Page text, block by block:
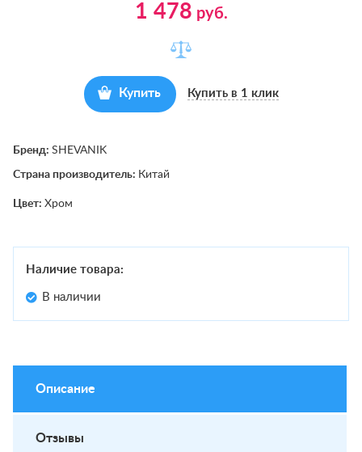
1 478 руб.
Купить Купить в 1 клик
Бренд: SHEVANIK
Страна производитель: Китай
Цвет: Хром
Наличие товара:
В наличии
Описание
Отзывы